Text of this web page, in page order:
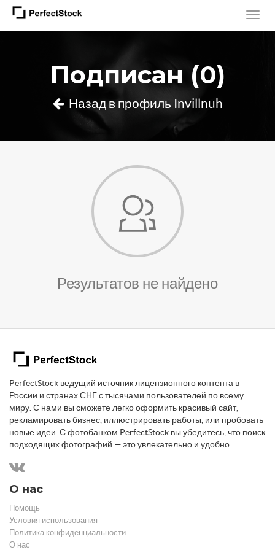
Подписан (0)
Назад в профиль Invillnuh
Результатов не найдено
PerfectStock ведущий источник лицензионного контента в
России и странах СНГ с тысячами пользователей по всему
миру. С нами вы сможете легко оформить красивый сайт,
рекламировать бизнес, иллюстрировать работы, или пробовать
новые идеи. С фотобанком PerfectStock вы убедитесь, что поиск
подходящих фотографий — это увлекательно и удобно.
О нас
Помощь
Условия использования
Политика конфиденциальности
О нас